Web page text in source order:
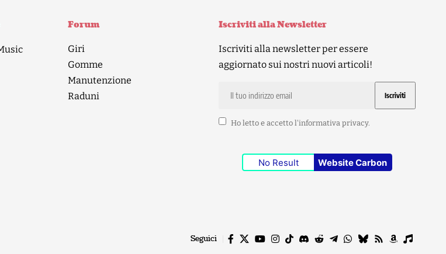
Forum
Giri
Gomme
Manutenzione
Raduni
Iscriviti alla Newsletter
Iscriviti alla newsletter per essere
aggiornato sui nostri nuovi articoli!
Ho letto e accetto l'informativa privacy.
No Result Website Carbon
Seguici